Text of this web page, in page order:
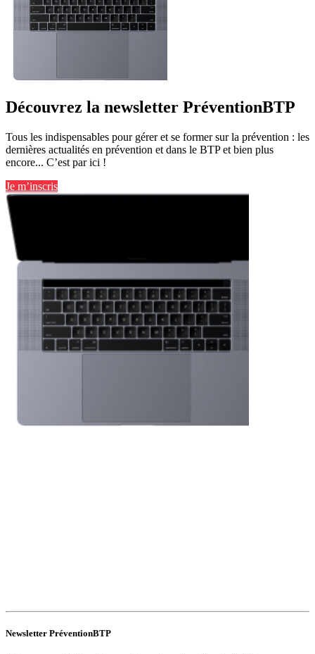
Découvrez la newsletter PréventionBTP
Tous les indispensables pour gérer et se former sur la prévention : les
dernières actualités en prévention et dans le BTP et bien plus
encore... C’est par ici !
Je m’inscris
Newsletter PréventionBTP